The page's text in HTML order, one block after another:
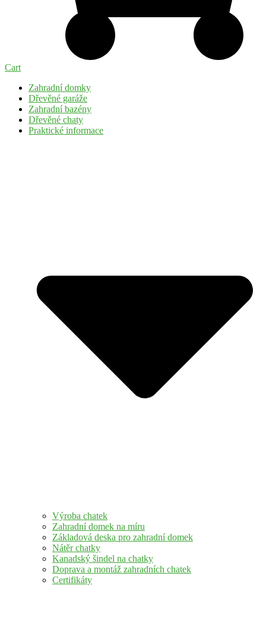
Cart
Zahradní domky
Dřevěné garáže
Zahradní bazény
Dřevěné chaty
Praktické informace
Výroba chatek
Zahradní domek na míru
Základová deska pro zahradní domek
Nátěr chatky
Kanadský šindel na chatky
Doprava a montáž zahradních chatek
Certifikáty